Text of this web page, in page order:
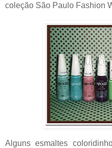
coleção São Paulo Fashion
Alguns esmaltes